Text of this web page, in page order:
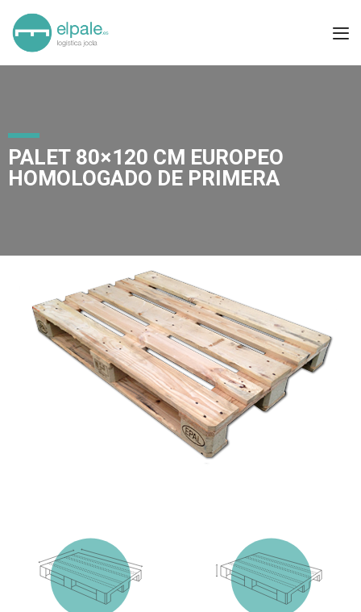
PALET 80×120 CM EUROPEO
HOMOLOGADO DE PRIMERA